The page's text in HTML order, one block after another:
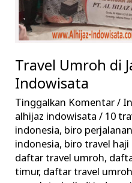
Travel Umroh di
Indowisata
Tinggalkan Komentar/
alhijaz indowisata/ 10
indonesia, biro
indonesia, biro travel
daftar travel umroh,
timur, daftar travel